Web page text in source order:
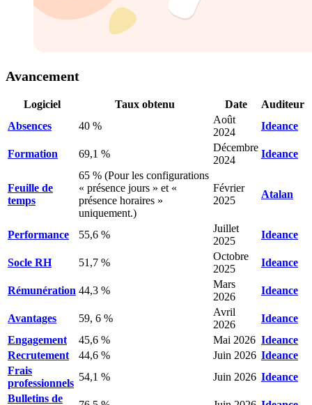
Avancement
Logiciel Taux obtenu Date
Auditeur
Absences
40 %
Août
2024
Ideance
Formation 69,1 %
Décembre
2024
Ideance
Feuille de
temps
65 % (Pour les configurations
« présence jours » et «
présence horaires »
uniquement.)
Février
2025
Atalan
Performance 55,6 %
Juillet
2025
Ideance
Socle RH 51,7 %
Octobre
2025
Ideance
Rémunération 44,3 %
Mars
2026
Ideance
Avantages 59, 6 %
Avril
2026
Ideance
Engagement
45,6 % Mai 2026 Ideance
Recrutement
44,6 % Juin 2026 Ideance
Frais
professionnels
54,1 % Juin 2026 Ideance
Bulletins de